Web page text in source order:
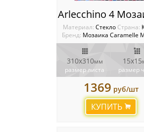
Материал: Стекло Cтрана:
Бренд: Мозаика Caramelle
310х310мм
размер листа
15х15
размер
1369 руб/шт
КУПИТЬ